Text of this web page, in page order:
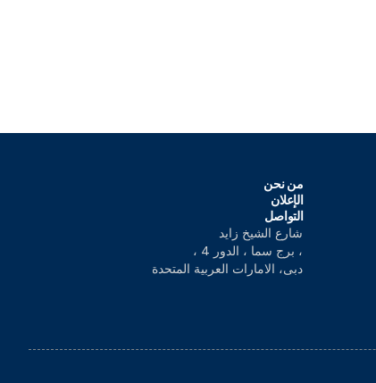
من نحن
الإعلان
التواصل
شارع الشيخ زايد
، برج سما ، الدور 4 ،
دبى، الامارات العربية المتحدة